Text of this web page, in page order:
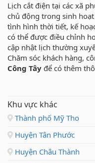
Lịch cắt điện tại các xã
chủ động trong sinh
tình hình thời tiết, kế
có thể được điều chỉnh
cập nhật lịch thường
Chăm sóc khách hàng,
Công Tây để có thêm
Khu vực khác
Thành phố Mỹ Tho
Huyện Tân Phước
Huyện Châu Thành